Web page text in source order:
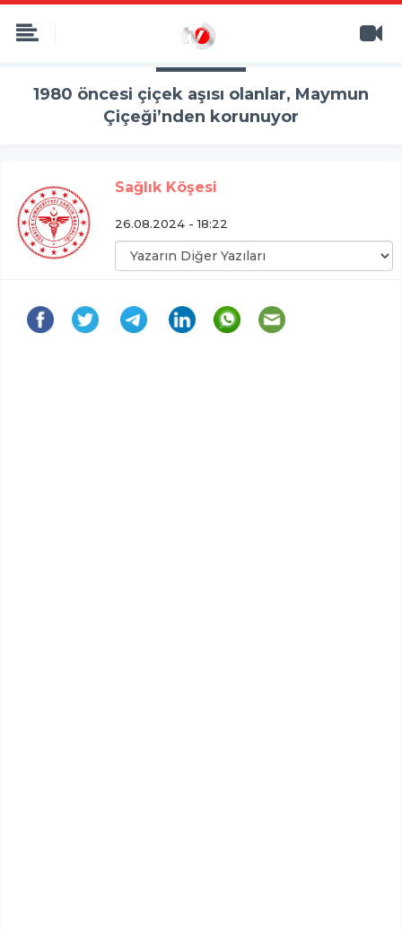
1980 öncesi çiçek aşısı olanlar, Maymun
Çiçeği’nden korunuyor
Sağlık Köşesi
26.08.2024 - 18:22